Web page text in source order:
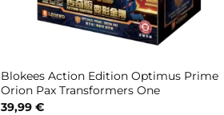
Blokees Action Edition Optimus Prime
Orion Pax Transformers One
39,99 €